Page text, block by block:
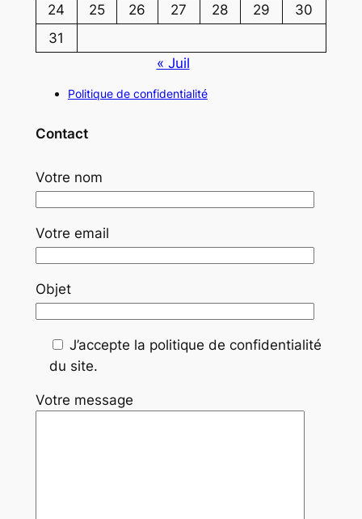
24
25 26 27 28 29
30
31
« Juil
Politique de confidentialité
Contact
Votre nom
Votre email
Objet
J’accepte la politique de confidentialité
du site.
Votre message